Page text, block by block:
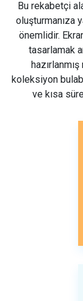
Bu rekabetçi
oluşturmanıza
önemlidir.
tasarlamak
koleksiyon
ve kısa